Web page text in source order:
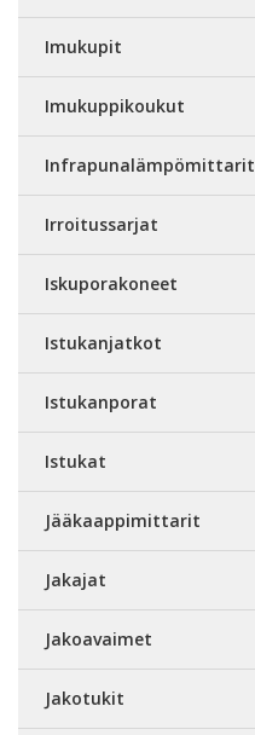
Imukupit
Imukuppikoukut
Infrapunalämpömittarit
Irroitussarjat
Iskuporakoneet
Istukanjatkot
Istukanporat
Istukat
Jääkaappimittarit
Jakajat
Jakoavaimet
Jakotukit